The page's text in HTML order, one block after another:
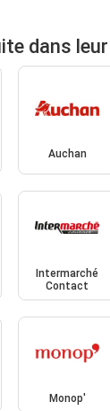
dans
Auchan
Intermarché
Contact
Monop'